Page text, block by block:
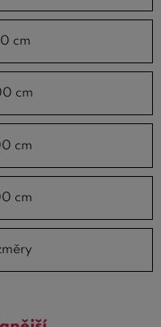
cm
cm
cm
cm